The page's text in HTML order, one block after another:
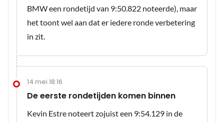
BMW een rondetijd van 9:50.822 noteerde), maar
het toont wel aan dat er iedere ronde verbetering
in zit.
14 mei 18:16
De eerste rondetijden komen binnen
Kevin Estre noteert zojuist een 9:54.129 in de